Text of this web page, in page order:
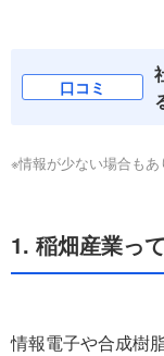
口コミ
※情報が少ない場合もあ
1. 稲畑産業っ
情報電子や合成樹